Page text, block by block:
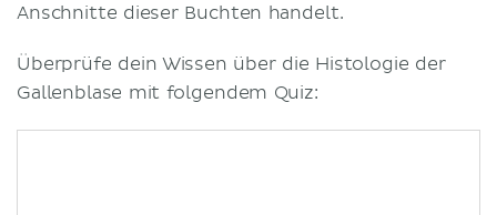
Anschnitte dieser Buchten handelt.
Überprüfe dein Wissen über die Histologie der
Gallenblase mit folgendem Quiz: